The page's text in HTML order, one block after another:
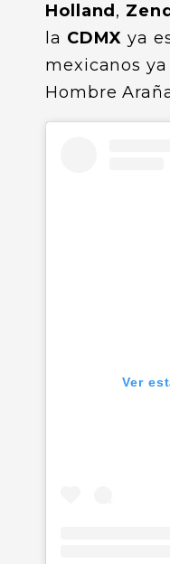
Holland,
la CDMX ya
mexicanos
Hombre
Ver